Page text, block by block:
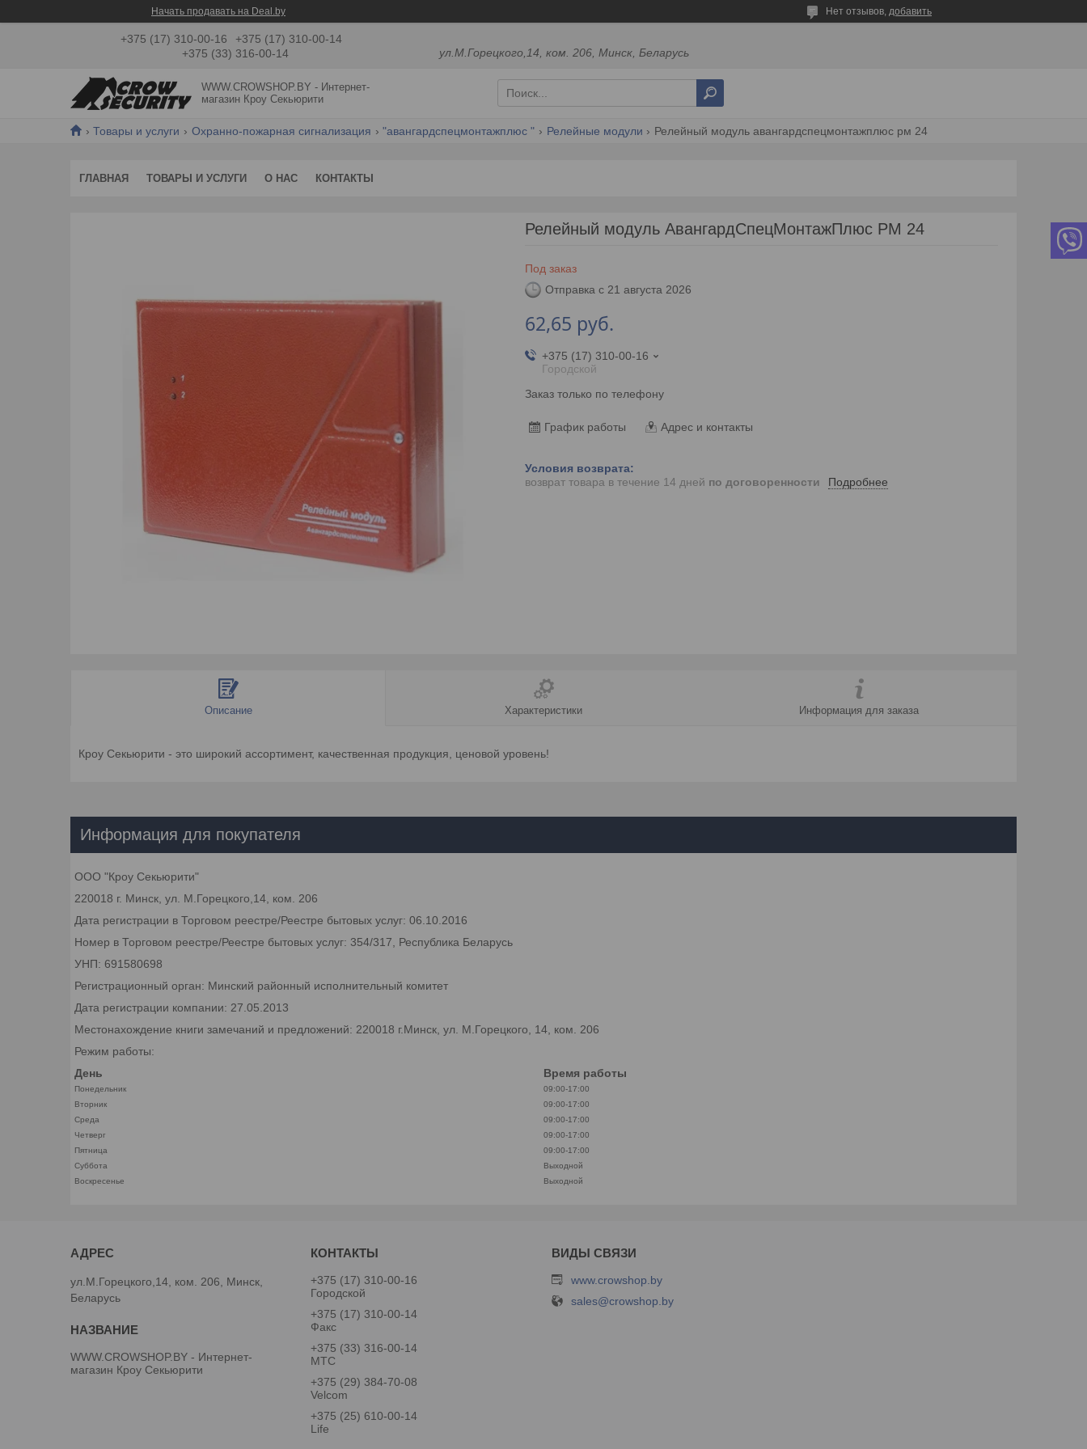
Начать продавать на Deal.by Нет отзывов, добавить
+375 (17) 310-00-16
+375 (17) 310-00-14
+375 (33) 316-00-14
ул.М.Горецкого,14, ком. 206, Минск, Беларусь
WWW.CROWSHOP.BY - Интернет-
магазин Кроу Секьюрити
Товары и услуги Охранно-пожарная сигнализация "авангардспецмонтажплюс " Релейные модули Релейный модуль авангардспецмонтажплюс рм 24
ГЛАВНАЯ ТОВАРЫ И УСЛУГИ О НАС КОНТАКТЫ
Релейный модуль АвангардСпецМонтажПлюс РМ 24
Под заказ
Отправка с 21 августа 2026
62,65 руб.
+375 (17) 310-00-16
Городской
Заказ только по телефону
График работы Адрес и контакты
возврат товара в течение 14 дней по договоренности Подробнее
Описание Характеристики Информация для заказа
Кроу Секьюрити - это широкий ассортимент, качественная продукция, ценовой уровень!
Информация для покупателя
ООО "Кроу Секьюрити"
220018 г. Минск, ул. М.Горецкого,14, ком. 206
Дата регистрации в Торговом реестре/Реестре бытовых услуг: 06.10.2016
Номер в Торговом реестре/Реестре бытовых услуг: 354/317, Республика Беларусь
УНП: 691580698
Регистрационный орган: Минский районный исполнительный комитет
Дата регистрации компании: 27.05.2013
Местонахождение книги замечаний и предложений: 220018 г.Минск, ул. М.Горецкого, 14, ком. 206
Режим работы:
День
Время работы
Понедельник
09:00-17:00
Вторник
09:00-17:00
Среда
09:00-17:00
Четверг
09:00-17:00
Пятница
09:00-17:00
Суббота
Выходной
Воскресенье
Выходной
ул.М.Горецкого,14, ком. 206, Минск,
Беларусь
WWW.CROWSHOP.BY - Интернет-
магазин Кроу Секьюрити
+375 (17) 310-00-16
Городской
+375 (17) 310-00-14
Факс
+375 (33) 316-00-14
МТС
+375 (29) 384-70-08
Velcom
+375 (25) 610-00-14
Life
www.crowshop.by
sales@crowshop.by